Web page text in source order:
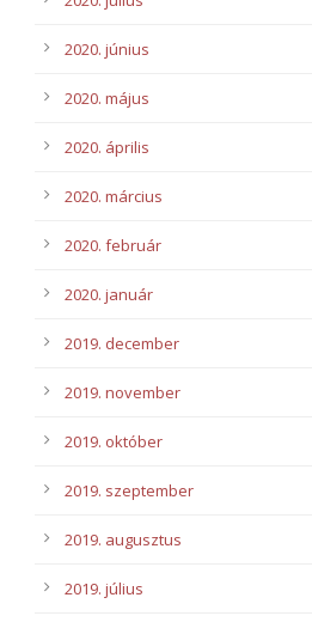
2020. június
2020. május
2020. április
2020. március
2020. február
2020. január
2019. december
2019. november
2019. október
2019. szeptember
2019. augusztus
2019. július